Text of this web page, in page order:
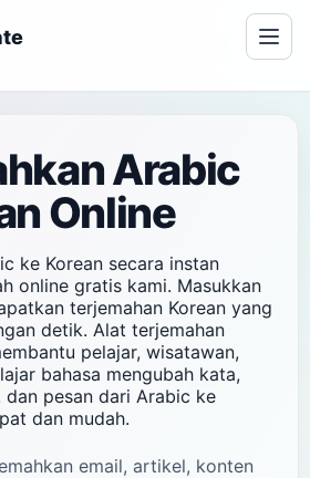
Arabic
Online
ke Korean secara instan
online gratis kami. Masukkan
terjemahan Korean yang
detik. Alat terjemahan
pelajar, wisatawan,
bahasa mengubah kata,
dan pesan dari Arabic ke
dan mudah.
email, artikel, konten